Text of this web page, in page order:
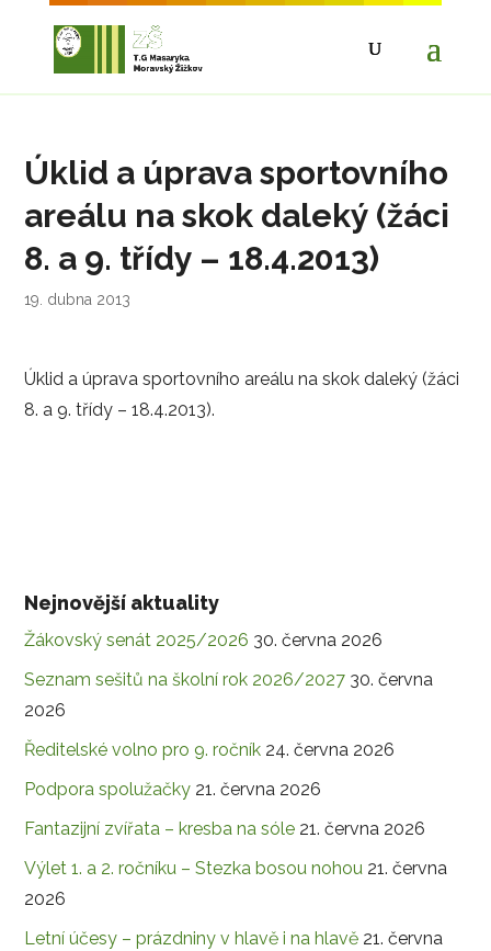
Úklid a úprava sportovního
areálu na skok daleký (žáci
8. a 9. třídy – 18.4.2013)
19. dubna 2013
Úklid a úprava sportovního areálu na skok daleký (žáci
8. a 9. třídy – 18.4.2013).
Nejnovější aktuality
Žákovský senát 2025/2026 30. června 2026
Seznam sešitů na školní rok 2026/2027 30. června
2026
Ředitelské volno pro 9. ročník 24. června 2026
Podpora spolužačky 21. června 2026
Fantazijní zvířata – kresba na sóle 21. června 2026
Výlet 1. a 2. ročníku – Stezka bosou nohou 21. června
2026
Letní účesy – prázdniny v hlavě i na hlavě 21. června